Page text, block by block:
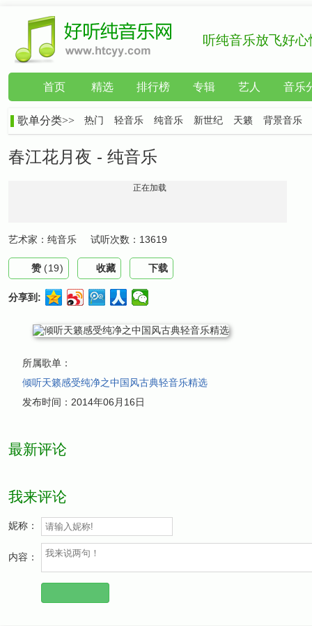
听纯音乐放飞好心
首页 精选 排行榜 专辑 艺人 音乐
歌单分类>> 热门 轻音乐 纯音乐 新世纪 天籁 背景音乐
春江花月夜 - 纯音乐
正在加载
艺术家： 纯音乐 试听次数： 13619
赞 (19) 收藏 下载
分享到:
所属歌单：
倾听天籁感受纯净之中国风古典轻音乐精选
发布时间： 2014年06月16日
最新评论
我来评论
妮称：
内容：